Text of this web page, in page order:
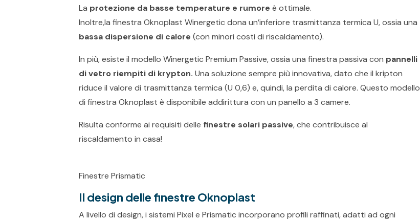
La protezione da basse temperature e rumoreè ottimale.
Inoltre,la finestra Oknoplast Winergetic dona un’inferiore trasmittanza termica U, ossia una
bassa dispersione di calore(con minori costi di riscaldamento).
In più, esiste il modello Winergetic Premium Passive, ossia una finestra passiva con pannelli
di vetro riempiti di krypton. Una soluzione sempre più innovativa, dato che il kripton
riduce il valore di trasmittanza termica (U 0,6) e, quindi, la perdita di calore. Questo modello
di finestra Oknoplast è disponibile addirittura con un panello a 3 camere.
Risulta conforme ai requisiti delle finestre solari passive, che contribuisce al
riscaldamento in casa!
Finestre Prismatic
Il design delle finestre Oknoplast
A livello di design, i sistemi Pixel e Prismatic incorporano profili raffinati, adatti ad ogni